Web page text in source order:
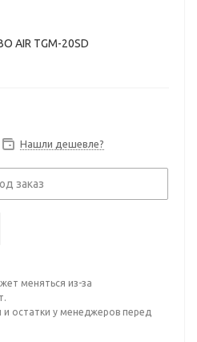
AIR TGM-20SD
Нашли дешевле?
заказ
меняться из-за
остатки у менеджеров перед